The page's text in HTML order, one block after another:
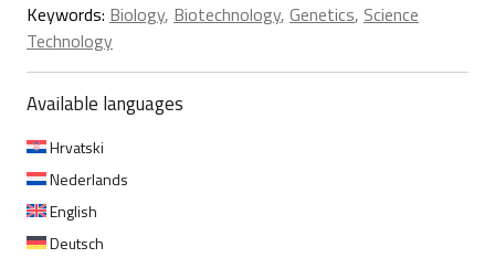
Keywords: Biology, Biotechnology, Genetics, Science
Technology
Available languages
Hrvatski
Nederlands
English
Deutsch